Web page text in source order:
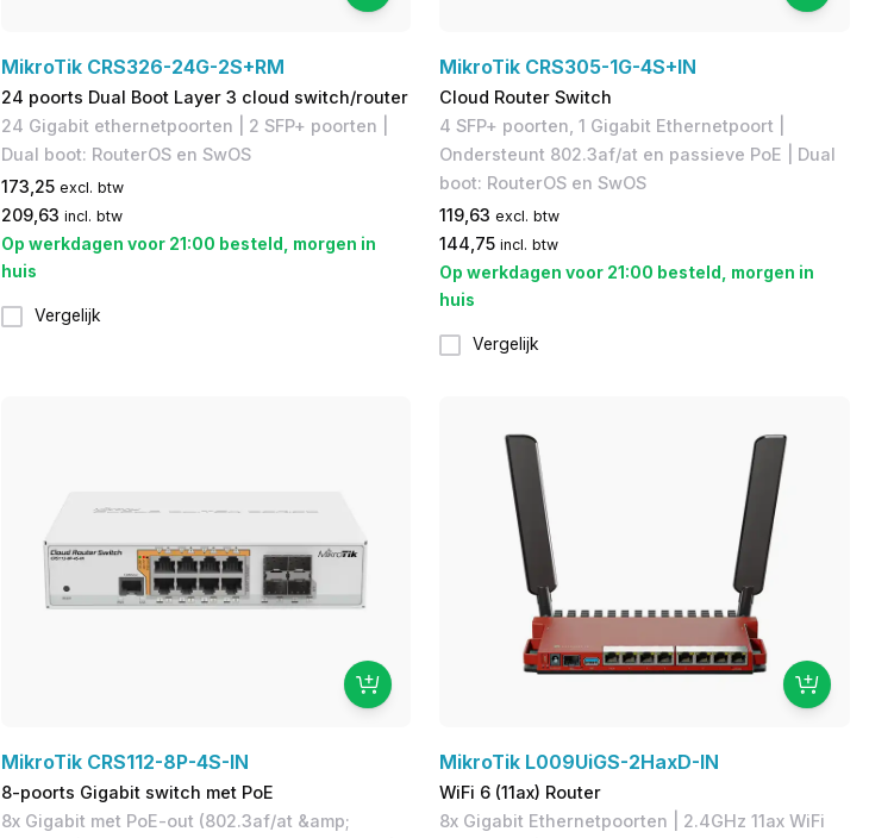
MikroTik CRS326-24G-2S+RM
24 poorts Dual Boot Layer 3 cloud switch/router
24 Gigabit ethernetpoorten | 2 SFP+ poorten |
Dual boot: RouterOS en SwOS
173,25 excl. btw
209,63 incl. btw
Op werkdagen voor 21:00 besteld, morgen in
huis
Vergelijk
MikroTik CRS305-1G-4S+IN
Cloud Router Switch
4 SFP+ poorten, 1 Gigabit Ethernetpoort |
Ondersteunt 802.3af/at en passieve PoE | Dual
boot: RouterOS en SwOS
119,63 excl. btw
144,75 incl. btw
Op werkdagen voor 21:00 besteld, morgen in
huis
Vergelijk
MikroTik CRS112-8P-4S-IN
8-poorts Gigabit switch met PoE
8x Gigabit met PoE-out (802.3af/at &amp;
MikroTik L009UiGS-2HaxD-IN
WiFi 6 (11ax) Router
8x Gigabit Ethernetpoorten | 2.4GHz 11ax WiFi